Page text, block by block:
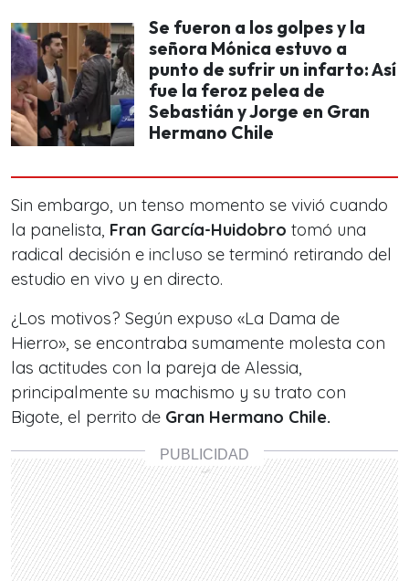
Se fueron a los golpes y la
señora Mónica estuvo a
punto de sufrir un infarto: Así
fue la feroz pelea de
Sebastián y Jorge en Gran
Hermano Chile
Sin embargo, un tenso momento se vivió cuando
la panelista, Fran García-Huidobro tomó una
radical decisión e incluso se terminó retirando del
estudio en vivo y en directo.
¿Los motivos? Según expuso «La Dama de
Hierro», se encontraba sumamente molesta con
las actitudes con la pareja de Alessia,
principalmente su machismo y su trato con
Bigote, el perrito de Gran Hermano Chile.